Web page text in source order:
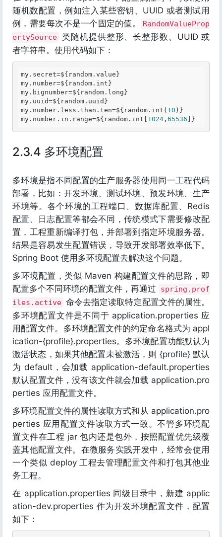
随机数配置，例如注入某些密钥、UUID 或者测试用
例，需要每次不是一个固定的值。
RandomValueProp
ertySource 类随机提供整形、长整形数、UUID 或
者字符串。使用代码如下：
my .secret=${random .value }
my .number=${random .int }
my .bignumber=${random .long }
my .uuid=${random .uuid }
my .number .less .than .ten=${random .int ( 10 )}
my .number .in .range=${random .int 1024 , 65536
2.3.4 多环境配置
多环境是指不同配置的生产服务器使用同一工程代码
部署，比如：开发环境、测试环境、预发环境、生产
环境等。各个环境的工程端口、数据库配置、Redis
配置、日志配置等都会不同，传统模式下需要修改配
置，工程重新编译打包，并部署到指定环境服务器。
结果是容易发生配置错误，导致开发部署效率低下。
Spring Boot 使用多环境配置去解决这个问题。
多环境配置，类似 Maven 构建配置文件的思路，即
配置多个不同环境的配置文件，再通过
spring.prof
iles.active 命令去指定读取特定配置文件的属性。
多环境配置文件是不同于 application.properties 应
用配置文件。多环境配置文件的约定命名格式为 appl
ication-{profile}.properties。多环境配置功能默认为
激活状态，如果其他配置未被激活，则 {profile} 默认
为 default，会加载 application-default.properties
默认配置文件，没有该文件就会加载 application.pro
perties 应用配置文件。
多环境配置文件的属性读取方式和从 application.pro
perties 应用配置文件读取方式一致。不管多环境配
置文件在工程 jar 包内还是包外，按照配置优先级覆
盖其他配置文件。在微服务实践开发中，经常会使用
一个类似 deploy 工程去管理配置文件和打包其他业
务工程。
在 application.properties 同级目录中，新建 applic
ation-dev.properties 作为开发环境配置文件，配置
如下：